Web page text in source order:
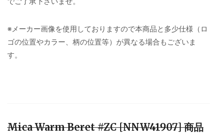
※メーカー画像を使用しておりますので本商品と多少仕様（ロ
ゴの位置やカラー、柄の位置等）が異なる場合もございま
す。
Mica Warm Beret #ZC [NNW41907] 商品